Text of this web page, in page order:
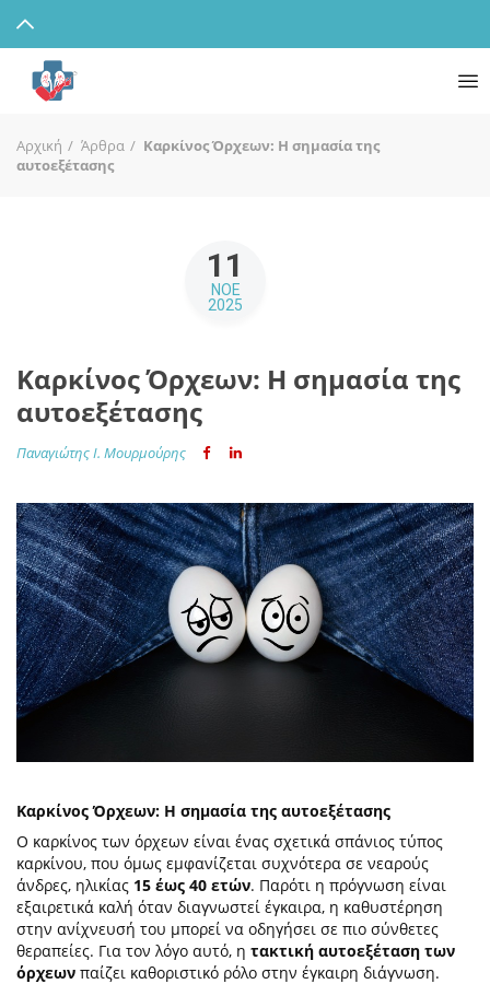
Αρχική Άρθρα
Καρκίνος Όρχεων: Η σημασία της
αυτοεξέτασης
11
ΝΟΕ
2025
Καρκίνος Όρχεων: Η σημασία της
αυτοεξέτασης
Παναγιώτης Ι. Μουρμούρης
Καρκίνος Όρχεων: Η σημασία της αυτοεξέτασης
Ο καρκίνος των όρχεων είναι ένας σχετικά σπάνιος τύπος
καρκίνου, που όμως εμφανίζεται συχνότερα σε νεαρούς
άνδρες, ηλικίας 15 έως 40 ετών. Παρότι η πρόγνωση είναι
εξαιρετικά καλή όταν διαγνωστεί έγκαιρα, η καθυστέρηση
στην ανίχνευσή του μπορεί να οδηγήσει σε πιο σύνθετες
θεραπείες. Για τον λόγο αυτό, η τακτική αυτοεξέταση των
όρχεων παίζει καθοριστικό ρόλο στην έγκαιρη διάγνωση.